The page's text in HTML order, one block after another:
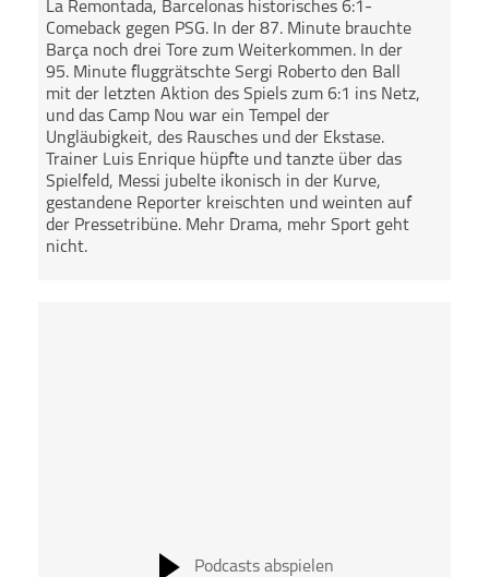
La Remontada, Barcelonas historisches 6:1-
Comeback gegen PSG. In der 87. Minute brauchte
Barça noch drei Tore zum Weiterkommen. In der
95. Minute fluggrätschte Sergi Roberto den Ball
mit der letzten Aktion des Spiels zum 6:1 ins Netz,
und das Camp Nou war ein Tempel der
Ungläubigkeit, des Rausches und der Ekstase.
Trainer Luis Enrique hüpfte und tanzte über das
Spielfeld, Messi jubelte ikonisch in der Kurve,
gestandene Reporter kreischten und weinten auf
der Pressetribüne. Mehr Drama, mehr Sport geht
nicht.
Podcasts abspielen